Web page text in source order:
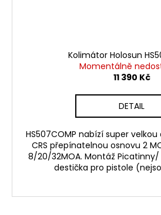
Kolimátor Holosun
Momentálně
11 390 Kč
DETAIL
HS507COMP nabízí super
CRS přepínatelnou osnovu 2
8/20/32MOA. Montáž Picatinny/
destička pro pistole